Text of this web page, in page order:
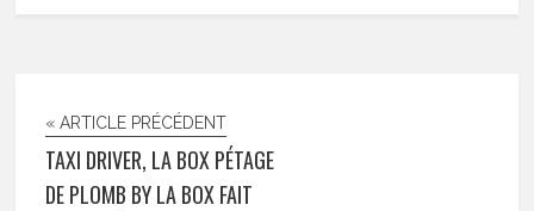
« ARTICLE PRÉCÉDENT
TAXI DRIVER, LA BOX PÉTAGE
DE PLOMB BY LA BOX FAIT